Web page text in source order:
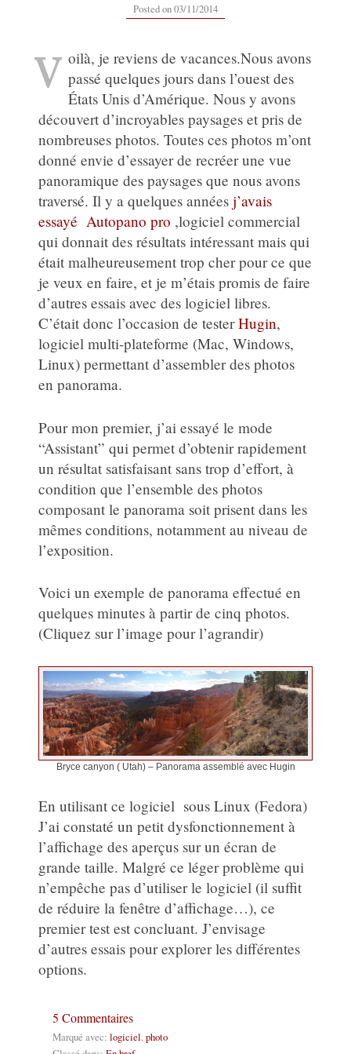
Posted on03/11/2014
V oilà, je reviens de vacances.Nous avons
passé quelques jours dans l’ouest des
États Unis d’Amérique. Nous y avons
découvert d’incroyables paysages et pris de
nombreuses photos. Toutes ces photos m’ont
donné envie d’essayer de recréer une vue
panoramique des paysages que nous avons
traversé. Il y a quelques annéesj’avais
essayé Autopano pro ,logiciel commercial
qui donnait des résultats intéressant mais qui
était malheureusement trop cher pour ce que
je veux en faire, et je m’étais promis de faire
d’autres essais avec des logiciel libres.
C’était donc l’occasion de testerHugin,
logiciel multi-plateforme (Mac, Windows,
Linux) permettant d’assembler des photos
en panorama.
Pour mon premier, j’ai essayé le mode
“Assistant” qui permet d’obtenir rapidement
un résultat satisfaisant sans trop d’effort, à
condition que l’ensemble des photos
composant le panorama soit prisent dans les
mêmes conditions, notamment au niveau de
l’exposition.
Voici un exemple de panorama effectué en
quelques minutes à partir de cinq photos.
(Cliquez sur l’image pour l’agrandir)
Bryce canyon ( Utah) – Panorama assemblé avec Hugin
En utilisant ce logiciel sous Linux (Fedora)
J’ai constaté un petit dysfonctionnement à
l’affichage des aperçus sur un écran de
grande taille. Malgré ce léger problème qui
n’empêche pas d’utiliser le logiciel (il suffit
de réduire la fenêtre d’affichage…), ce
premier test est concluant. J’envisage
d’autres essais pour explorer les différentes
options.
5 Commentaires
Marqué avec: logiciel, photo